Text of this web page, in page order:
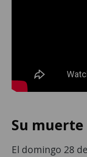
Su muerte
El domingo 28